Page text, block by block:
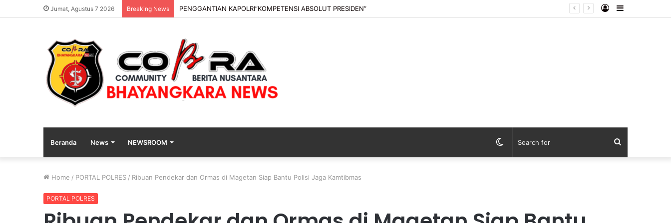
Jumat, Agustus 7 2026 Breaking News DVI Polda Jatim Serahkan Jenazah Kelima Korban KM Mutiara Sentosa II Sidebar
Log
Beranda News NEWSROOM Search
Switch
Home / PORTAL POLRES / Ribuan Pendekar dan Ormas di Magetan Siap Bantu Polisi Jaga Kamtibmas
PORTAL POLRES